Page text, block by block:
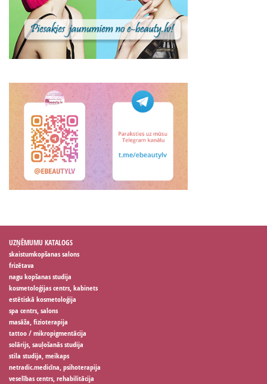
UZŅĒMUMU KATALOGS
skaistumkopšanas salons
frizētava
nagu kopšanas studija
kosmetoloģijas centrs, kabinets
estētiskā kosmetoloģija
spa centrs, salons
masāža, fizioterapija
tattoo / mikropigmentācija
solārijs, sauļošanās studija
stila studija, meikaps
netradic.medicīna, psihoterapija
veselības centrs, rehabilitācija